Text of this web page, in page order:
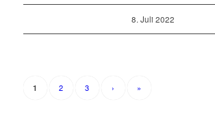
8. Juli 2022
1 2 3 › »